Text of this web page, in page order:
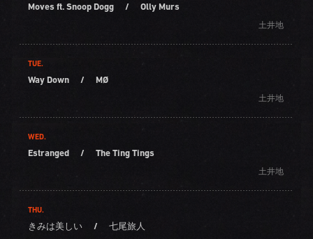
Moves ft. Snoop Dogg / Olly Murs
土井地
TUE.
Way Down / MØ
土井地
WED.
Estranged / The Ting Tings
土井地
THU.
きみは美しい / 七尾旅人